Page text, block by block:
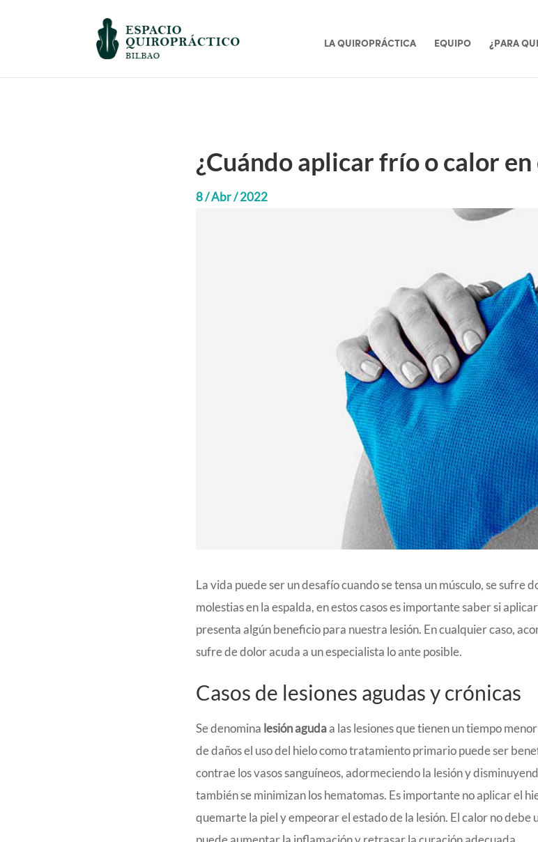
LA QUIROPRÁCTICA EQUIPO ¿PARA
¿Cuándo aplicar frío o calor en
8 / Abr / 2022
La vida puede ser un desafío cuando se tensa un músculo, se sufre
molestias en la espalda, en estos casos es importante saber si
presenta algún beneficio para nuestra lesión. En cualquier caso,
sufre de dolor acuda a un especialista lo ante posible.
Casos de lesiones agudas y crónicas
Se denomina lesión agudaa las lesiones que tienen un tiempo
de daños el uso del hielo como tratamiento primario puede ser
contrae los vasos sanguíneos, adormeciendo la lesión y
también se minimizan los hematomas. Es importante no aplicar el
quemarte la piel y empeorar el estado de la lesión. El calor no debe